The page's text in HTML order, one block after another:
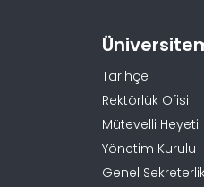
Tarihçe
Rektörlük Ofisi
Mütevelli Heyeti
Yönetim Kurulu
Genel